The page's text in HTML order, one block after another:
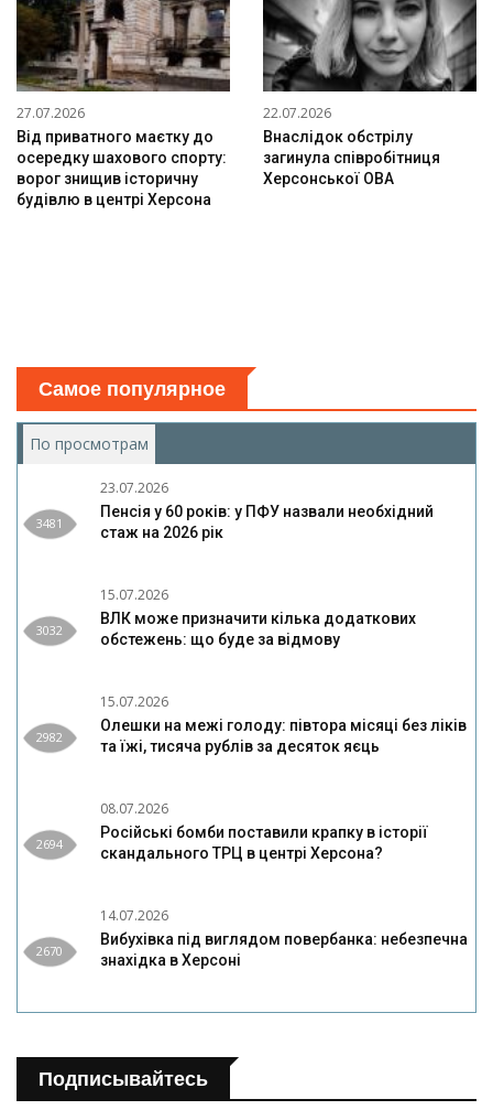
27.07.2026
Від приватного маєтку до
осередку шахового спорту:
ворог знищив історичну
будівлю в центрі Херсона
22.07.2026
Внаслідок обстрілу
загинула співробітниця
Херсонської ОВА
Самое популярное
По просмотрам
3481
23.07.2026
Пенсія у 60 років: у ПФУ назвали необхідний
стаж на 2026 рік
3032
15.07.2026
ВЛК може призначити кілька додаткових
обстежень: що буде за відмову
2982
15.07.2026
Олешки на межі голоду: півтора місяці без ліків
та їжі, тисяча рублів за десяток яєць
2694
08.07.2026
Російські бомби поставили крапку в історії
скандального ТРЦ в центрі Херсона?
2670
14.07.2026
Вибухівка під виглядом повербанка: небезпечна
знахідка в Херсоні
Подписывайтесь